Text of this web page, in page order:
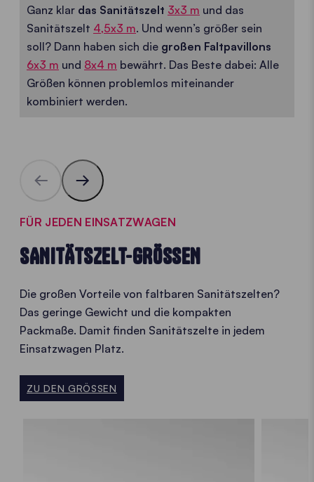
Ganz klar das Sanitätszelt 3x3 m und das
Sanitätszelt 4,5x3 m. Und wenn’s größer sein
soll? Dann haben sich die großen Faltpavillons
6x3 m und 8x4 m bewährt. Das Beste dabei: Alle
Größen können problemlos miteinander
kombiniert werden.
FÜR JEDEN EINSATZWAGEN
SANITÄTSZELT-GRÖSSEN
Die großen Vorteile von faltbaren Sanitätszelten?
Das geringe Gewicht und die kompakten
Packmaße. Damit finden Sanitätszelte in jedem
Einsatzwagen Platz.
ZU DEN GRÖSSEN